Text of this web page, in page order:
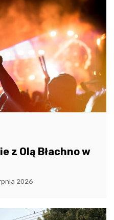
z Olą Błachno w
2026